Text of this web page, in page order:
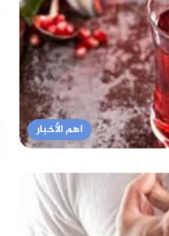
اهم الأخبار